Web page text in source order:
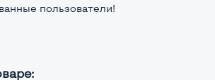
Core i3-330M
пользователи!